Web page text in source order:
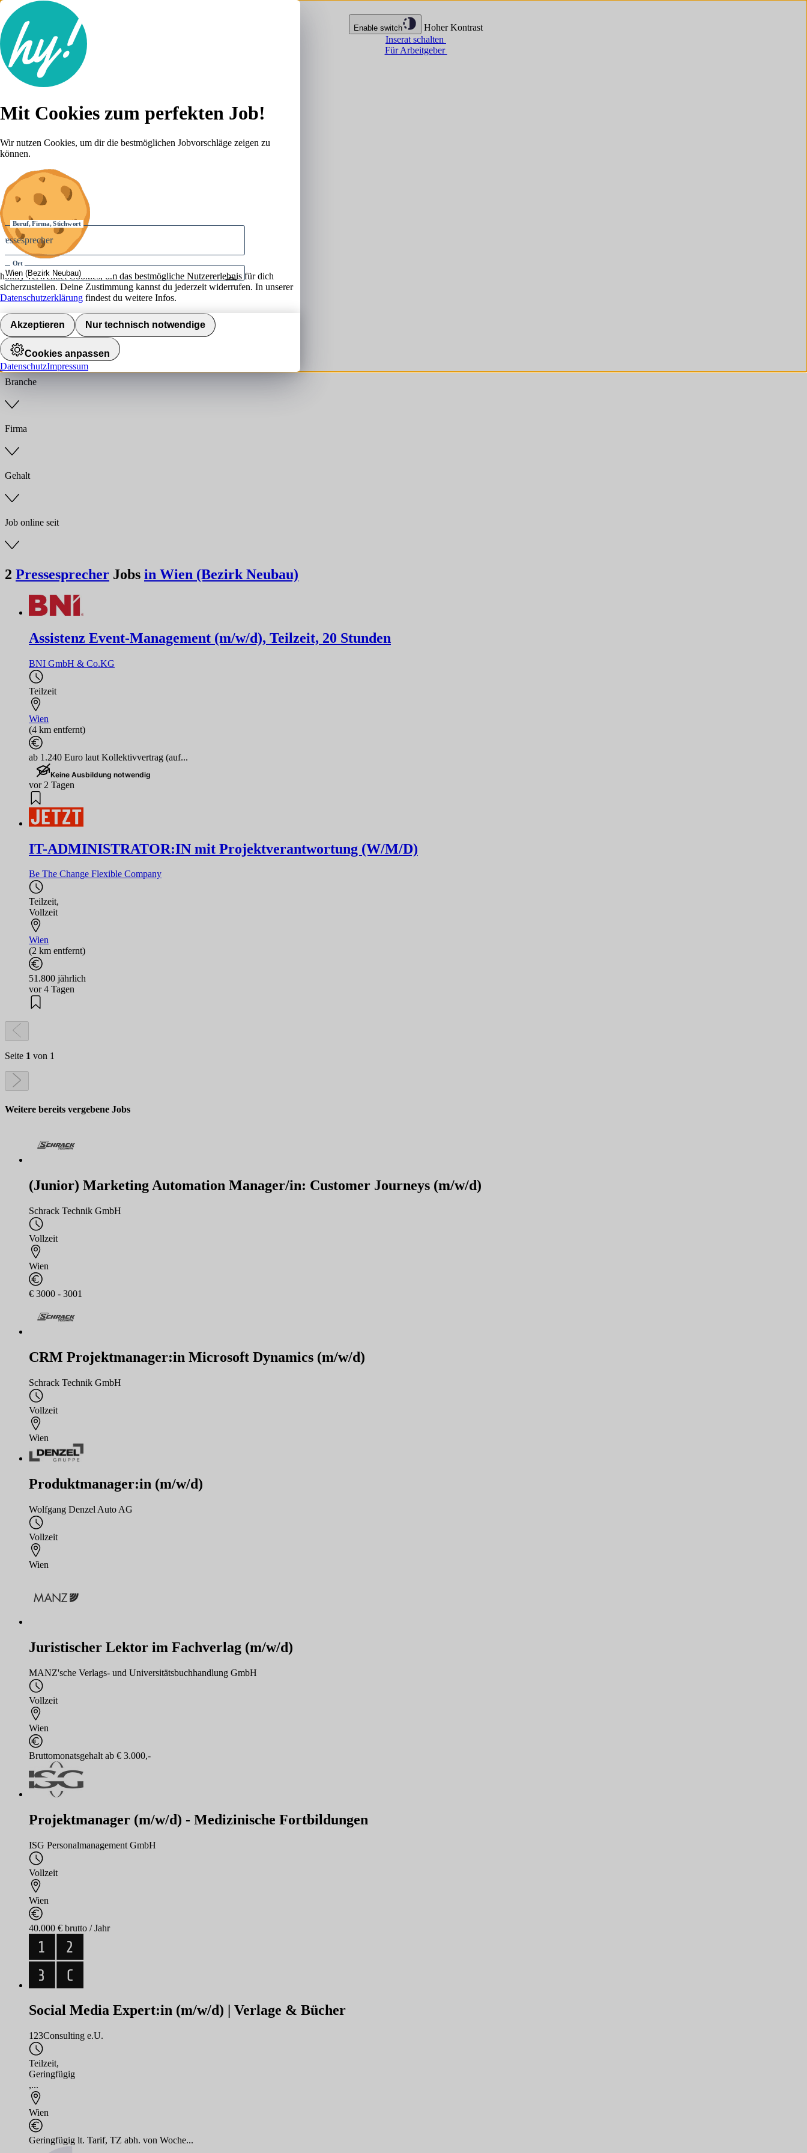
Enable switch
Hoher Kontrast
Inserat schalten
Für Arbeitgeber
Lebenslauf
Karriere-Tipps
Anmelden
Beruf, Firma, Stichwort
Ort
Umkreis
Jobs finden
Anstellungsart
Branche
Firma
Gehalt
Job online seit
2 Pressesprecher Jobs in Wien (Bezirk Neubau)
Assistenz Event-Management (m/w/d), Teilzeit, 20 Stunden
BNI GmbH & Co.KG
Teilzeit
Wien
(4 km entfernt)
ab 1.240 Euro laut Kollektivvertrag (auf...
Keine Ausbildung notwendig
vor 2 Tagen
IT-ADMINISTRATOR:IN mit Projektverantwortung (W/M/D)
Be The Change Flexible Company
Teilzeit,
Vollzeit
Wien
(2 km entfernt)
51.800 jährlich
vor 4 Tagen
Seite 1 von 1
Weitere bereits vergebene Jobs
(Junior) Marketing Automation Manager/in: Customer Journeys (m/w/d)
Schrack Technik GmbH
Vollzeit
Wien
€ 3000 - 3001
CRM Projektmanager:in Microsoft Dynamics (m/w/d)
Schrack Technik GmbH
Vollzeit
Wien
Produktmanager:in (m/w/d)
Wolfgang Denzel Auto AG
Vollzeit
Wien
Juristischer Lektor im Fachverlag (m/w/d)
MANZ'sche Verlags- und Universitätsbuchhandlung GmbH
Vollzeit
Wien
Bruttomonatsgehalt ab € 3.000,-
Projektmanager (m/w/d) - Medizinische Fortbildungen
ISG Personalmanagement GmbH
Vollzeit
Wien
40.000 € brutto / Jahr
Social Media Expert:in (m/w/d) | Verlage & Bücher
123Consulting e.U.
Teilzeit,
Geringfügig
,...
Wien
Geringfügig lt. Tarif, TZ abh. von Woche...
Mit Cookies zum perfekten Job!
Wir nutzen Cookies, um dir die bestmöglichen Jobvorschläge zeigen zu
können.
hokify verwendet Cookies, um das bestmögliche Nutzererlebnis für dich
sicherzustellen. Deine Zustimmung kannst du jederzeit widerrufen. In unserer
Datenschutzerklärung findest du weitere Infos.
Akzeptieren Nur technisch notwendige
Cookies anpassen
DatenschutzImpressum